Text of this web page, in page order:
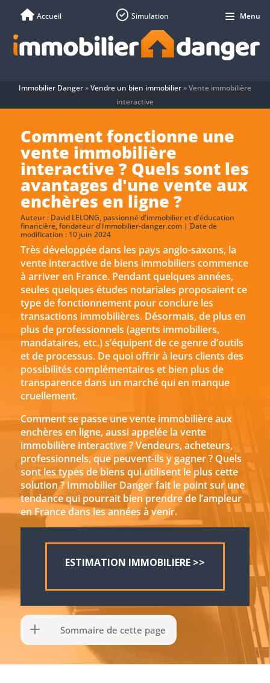
Immobilier Danger»Vendre un bien immobilier»Vente immobilière
interactive
Comment fonctionne une
vente immobilière
interactive ? Quels sont les
avantages d'une vente aux
enchères en ligne ?
Auteur : David LELONG, passionné d'immobilier et d'éducation
financière, fondateur d'Immobilier-danger.com | Date de
modification : 10 juin 2024
Très développée dans les pays anglo-saxons, la
vente interactive de biens immobiliers commence
à arriver en France. Pendant quelques années,
seules quelques études notariales proposaient ce
type de fonctionnement pour conclure les
transactions immobilières. Désormais, de plus en
plus de professionnels (agents immobiliers,
mandataires, etc.) s’équipent de ce genre d’outils
et de processus. De quoi offrir à leurs clients des
possibilités complémentaires et bien plus de
transparence dans un marché qui en manque
cruellement.
Comment se passe une vente immobilière aux
enchères en ligne, aussi appelée la vente
immobilière interactive ? Vendeurs, acheteurs,
professionnels, que peuvent-ils y gagner ? Quels
sont les types de biens qui utilisent le plus cette
solution ? Immobilier Danger fait le point sur une
tendance qui pourrait bien prendre de l’ampleur
en France dans les années à venir.
ESTIMATION IMMOBILIERE >>
Sommaire de cette page
Accueil Simulation Menu